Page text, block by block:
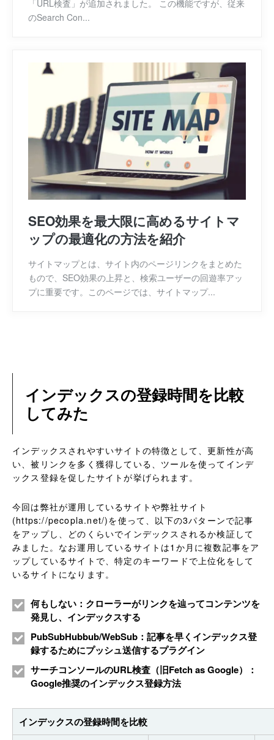
「URL検査」が追加されました。 この機能ですが、従来
のSearch Con...
SEO効果を最大限に高めるサイトマ
ップの最適化の方法を紹介
サイトマップとは、サイト内のページリンクをまとめた
もので、SEO効果の上昇と、検索ユーザーの回遊率アッ
プに重要です。このページでは、サイトマップ...
インデックスの登録時間を比較
してみた
インデックスされやすいサイトの特徴として、更新性が高
い、被リンクを多く獲得している、ツールを使ってインデ
ックス登録を促したサイトが挙げられます。
今回は弊社が運用しているサイトや弊社サイト
(https://pecopla.net/)を使って、以下の3パターンで記事
をアップし、どのくらいでインデックスされるか検証して
みました。なお運用しているサイトは1か月に複数記事をア
ップしているサイトで、特定のキーワードで上位化をして
いるサイトになります。
何もしない：クローラーがリンクを辿ってコンテンツを
発見し、インデックスする
PubSubHubbub/WebSub：記事を早くインデックス登
録するためにプッシュ送信するプラグイン
サーチコンソールのURL検査（旧Fetch as Google）：
Google推奨のインデックス登録方法
インデックスの登録時間を比較